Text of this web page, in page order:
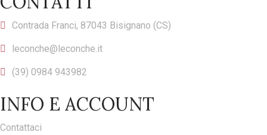
Contrada Franci, 87043 Bisignano (CS)
leconche@leconche.it
(39) 0984 943982
INFO E ACCOUNT
Contattaci